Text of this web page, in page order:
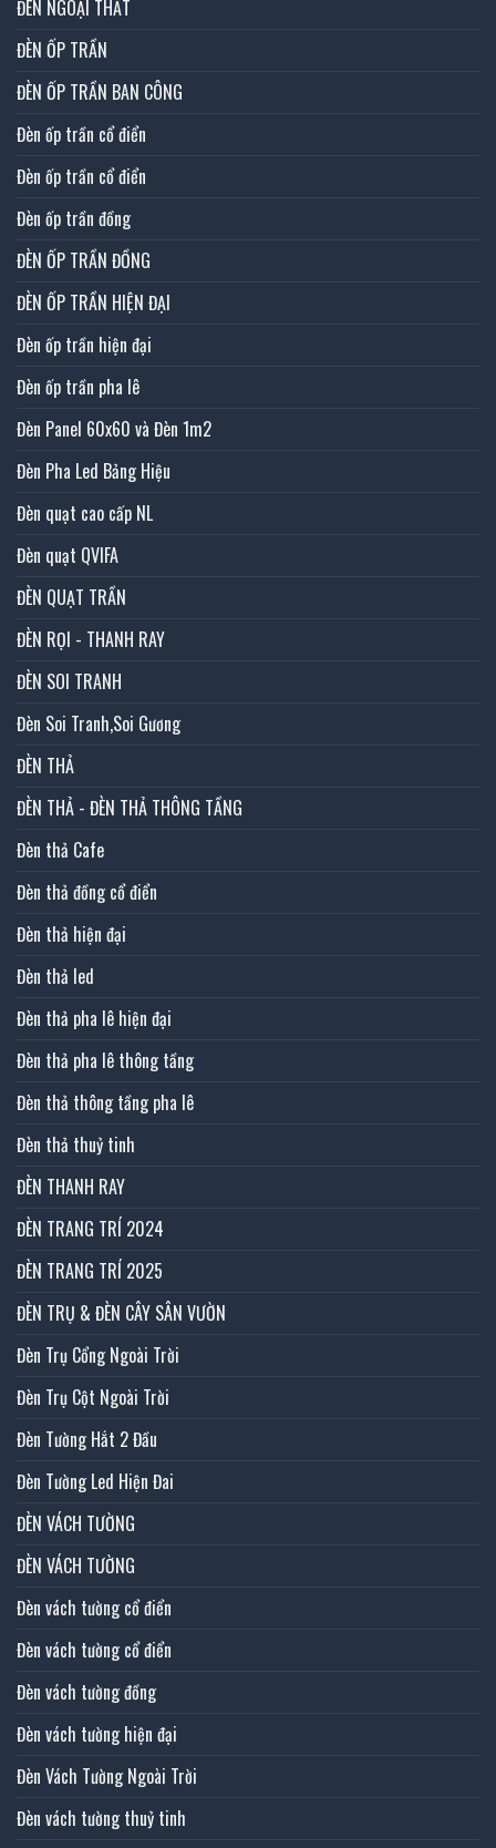
ĐÈN NGOẠI THẤT
ĐÈN ỐP TRẦN
ĐÈN ỐP TRẦN BAN CÔNG
Đèn ốp trần cổ điển
Đèn ốp trần cổ điển
Đèn ốp trần đồng
ĐÈN ỐP TRẦN ĐỒNG
ĐÈN ỐP TRẦN HIỆN ĐẠI
Đèn ốp trần hiện đại
Đèn ốp trần pha lê
Đèn Panel 60x60 và Đèn 1m2
Đèn Pha Led Bảng Hiệu
Đèn quạt cao cấp NL
Đèn quạt QVIFA
ĐÈN QUẠT TRẦN
ĐÈN RỌI - THANH RAY
ĐÈN SOI TRANH
Đèn Soi Tranh,Soi Gương
ĐÈN THẢ
ĐÈN THẢ - ĐÈN THẢ THÔNG TẦNG
Đèn thả Cafe
Đèn thả đồng cổ điển
Đèn thả hiện đại
Đèn thả led
Đèn thả pha lê hiện đại
Đèn thả pha lê thông tầng
Đèn thả thông tầng pha lê
Đèn thả thuỷ tinh
ĐÈN THANH RAY
ĐÈN TRANG TRÍ 2024
ĐÈN TRANG TRÍ 2025
ĐÈN TRỤ & ĐÈN CÂY SÂN VƯỜN
Đèn Trụ Cổng Ngoài Trời
Đèn Trụ Cột Ngoài Trời
Đèn Tường Hắt 2 Đầu
Đèn Tường Led Hiện Đai
ĐÈN VÁCH TƯỜNG
ĐÈN VÁCH TƯỜNG
Đèn vách tường cổ điển
Đèn vách tường cổ điển
Đèn vách tường đồng
Đèn vách tường hiện đại
Đèn Vách Tường Ngoài Trời
Đèn vách tường thuỷ tinh